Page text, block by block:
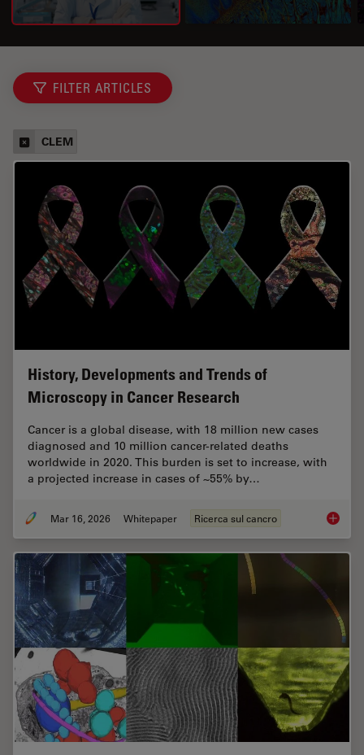
FILTER ARTICLES
CLEM
History, Developments and Trends of
Microscopy in Cancer Research
Cancer is a global disease, with 18 million new cases
diagnosed and 10 million cancer-related deaths
worldwide in 2020. This burden is set to increase, with
a projected increase in cases of ~55% by…
Mar 16, 2026 Whitepaper Ricerca sul cancro